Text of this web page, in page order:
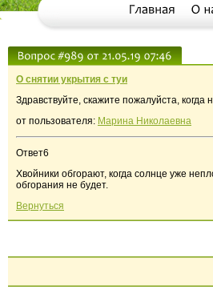
О снятии укрытия с туи
Здравствуйте, скажите пожалуйста,
от пользователя: Марина Николаевна
Ответ6
Хвойники обгорают, когда солнце уже
обгорания не будет.
Вернуться